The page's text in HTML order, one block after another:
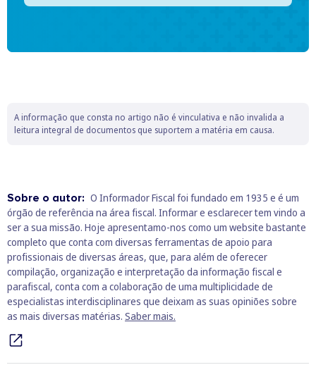
A informação que consta no artigo não é vinculativa e não invalida a
leitura integral de documentos que suportem a matéria em causa.
Sobre o autor: O Informador Fiscal foi fundado em 1935 e é um
órgão de referência na área fiscal. Informar e esclarecer tem vindo a
ser a sua missão. Hoje apresentamo-nos como um website bastante
completo que conta com diversas ferramentas de apoio para
profissionais de diversas áreas, que, para além de oferecer
compilação, organização e interpretação da informação fiscal e
parafiscal, conta com a colaboração de uma multiplicidade de
especialistas interdisciplinares que deixam as suas opiniões sobre
as mais diversas matérias. Saber mais.